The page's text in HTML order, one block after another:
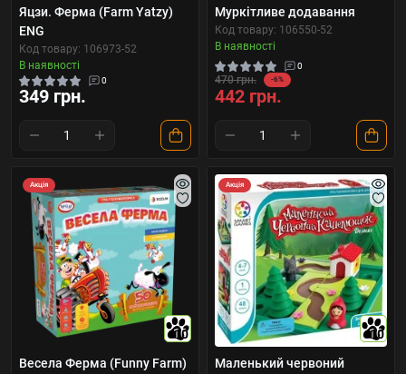
Яцзи. Ферма (Farm Yatzy)
ENG
Код товару: 106973-52
В наявності
0
349 грн.
Муркітливе додавання
Код товару: 106550-52
В наявності
0
470 грн. -6%
442 грн.
Акція
10
Весела Ферма (Funny Farm)
Акція
10
Маленький червоний